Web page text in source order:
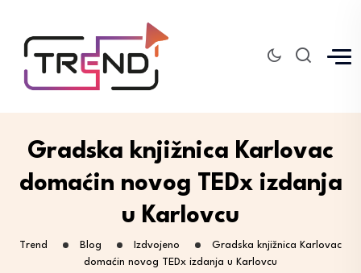
Gradska knjižnica Karlovac
domaćin novog TEDx izdanja
u Karlovcu
Trend Blog Izdvojeno
Gradska knjižnica Karlovac
domaćin novog TEDx izdanja u Karlovcu